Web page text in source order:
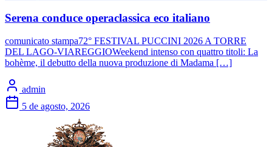
Serena conduce operaclassica eco italiano
comunicato stampa72° FESTIVAL PUCCINI 2026 A TORRE
DEL LAGO-VIAREGGIOWeekend intenso con quattro titoli: La
bohème, il debutto della nuova produzione di Madama […]
admin
5 de agosto, 2026